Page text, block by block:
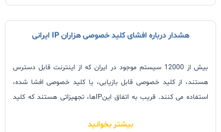
هشدار درباره افشای کلید خصوصی هزاران IP ایرانی
بیش از 12000 سیستم موجود در ایران که از اینترنت قابل دسترس
هستند، از کلید خصوصی قابل بازیابی، یا کلید خصوصی افشا شده،
استفاده می کنند. قریب به اتفاق اینIPها، تجهیزاتی هستند که کلید
شده و بسیاری از آنها از یک کلید ثابت استفاده کرده اند.
بیشتر بخوانید